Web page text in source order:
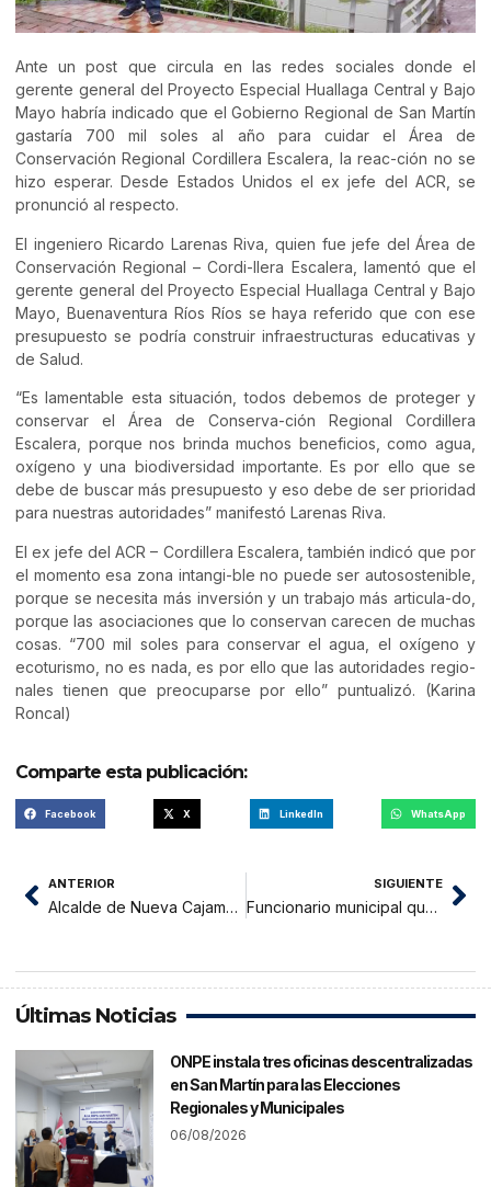
Ante un post que circula en las redes sociales donde el
gerente general del Proyecto Especial Huallaga Central y Bajo
Mayo habría indicado que el Gobierno Regional de San Martín
gastaría 700 mil soles al año para cuidar el Área de
Conservación Regional Cordillera Escalera, la reac-ción no se
hizo esperar. Desde Estados Unidos el ex jefe del ACR, se
pronunció al respecto.
El ingeniero Ricardo Larenas Riva, quien fue jefe del Área de
Conservación Regional – Cordi-llera Escalera, lamentó que el
gerente general del Proyecto Especial Huallaga Central y Bajo
Mayo, Buenaventura Ríos Ríos se haya referido que con ese
presupuesto se podría construir infraestructuras educativas y
de Salud.
“Es lamentable esta situación, todos debemos de proteger y
conservar el Área de Conserva-ción Regional Cordillera
Escalera, porque nos brinda muchos beneficios, como agua,
oxígeno y una biodiversidad importante. Es por ello que se
debe de buscar más presupuesto y eso debe de ser prioridad
para nuestras autoridades” manifestó Larenas Riva.
El ex jefe del ACR – Cordillera Escalera, también indicó que por
el momento esa zona intangi-ble no puede ser autosostenible,
porque se necesita más inversión y un trabajo más articula-do,
porque las asociaciones que lo conservan carecen de muchas
cosas. “700 mil soles para conservar el agua, el oxígeno y
ecoturismo, no es nada, es por ello que las autoridades regio-
nales tienen que preocuparse por ello” puntualizó. (Karina
Roncal)
Comparte esta publicación:
Facebook X LinkedIn WhatsApp
ANTERIOR
Alcalde de Nueva Cajamarca “Realiza ceremonia de entrega de dos Volquetes
SIGUIENTE
Funcionario municipal que habría presentado certificados falsos podría afrontar proceso penal
Últimas Noticias
ONPE instala tres oficinas descentralizadas
en San Martín para las Elecciones
Regionales y Municipales
06/08/2026